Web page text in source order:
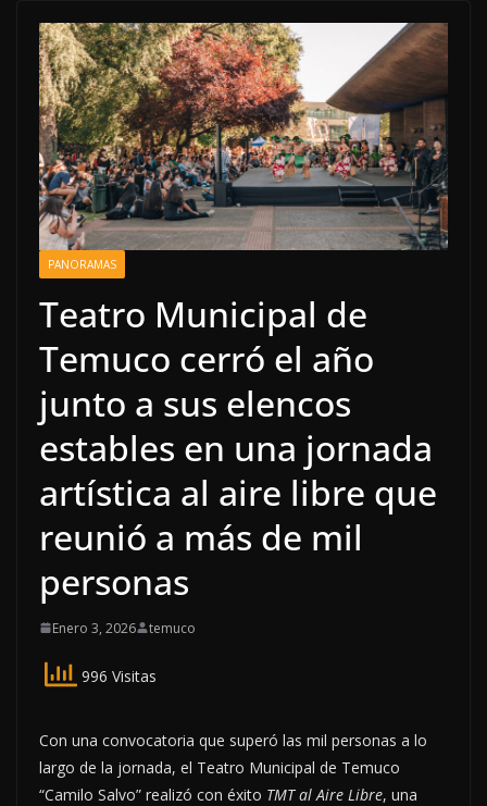
PANORAMAS
Teatro Municipal de
Temuco cerró el año
junto a sus elencos
estables en una jornada
artística al aire libre que
reunió a más de mil
personas
Enero 3, 2026 temuco
996 Visitas
Con una convocatoria que superó las mil personas a lo
largo de la jornada, el Teatro Municipal de Temuco
“Camilo Salvo” realizó con éxito TMT al Aire Libre, una